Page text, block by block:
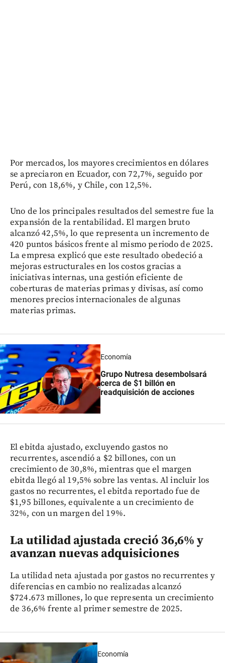
Por mercados, los mayores crecimientos en dólares
se apreciaron en Ecuador, con 72,7%, seguido por
Perú, con 18,6%, y Chile, con 12,5%.
Uno de los principales resultados del semestre fue la
expansión de la rentabilidad. El margen bruto
alcanzó 42,5%, lo que representa un incremento de
420 puntos básicos frente al mismo periodo de 2025.
La empresa explicó que este resultado obedeció a
mejoras estructurales en los costos gracias a
iniciativas internas, una gestión eficiente de
coberturas de materias primas y divisas, así como
menores precios internacionales de algunas
materias primas.
Economía
Grupo Nutresa desembolsará
cerca de $1 billón en
readquisición de acciones
El ebitda ajustado, excluyendo gastos no
recurrentes, ascendió a $2 billones, con un
crecimiento de 30,8%, mientras que el margen
ebitda llegó al 19,5% sobre las ventas. Al incluir los
gastos no recurrentes, el ebitda reportado fue de
$1,95 billones, equivalente a un crecimiento de
32%, con un margen del 19%.
La utilidad ajustada creció 36,6% y
avanzan nuevas adquisiciones
La utilidad neta ajustada por gastos no recurrentes y
diferencias en cambio no realizadas alcanzó
$724.673 millones, lo que representa un crecimiento
de 36,6% frente al primer semestre de 2025.
Economía